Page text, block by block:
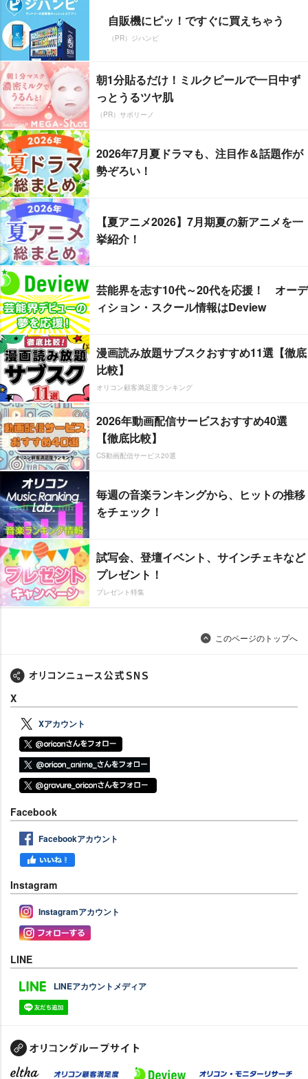
自販機にピッ！ですぐに買えちゃう
（PR）ジハンピ
朝1分貼るだけ！ミルクピールで一日中ず
っとうるツヤ肌
（PR）サボリーノ
2026年7月夏ドラマも、注目作＆話題作が
勢ぞろい！
【夏アニメ2026】7月期夏の新アニメを一
挙紹介！
芸能界を志す10代～20代を応援！ オーデ
ィション・スクール情報はDeview
漫画読み放題サブスクおすすめ11選【徹底
比較】
オリコン顧客満足度ランキング
2026年動画配信サービスおすすめ40選
【徹底比較】
CS動画配信サービス20選
毎週の音楽ランキングから、ヒットの推移
をチェック！
試写会、登壇イベント、サインチェキなど
プレゼント！
プレゼント特集
このページのトップへ
X
Xアカウント
Facebook
Facebookアカウント
Instagram
Instagramアカウント
LINE
LINEアカウントメディア